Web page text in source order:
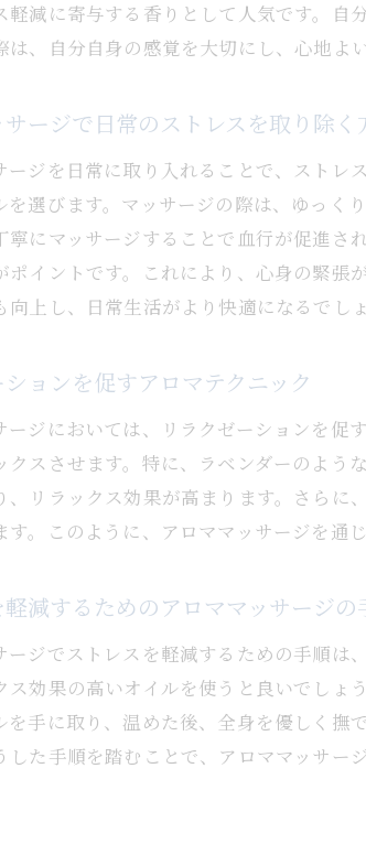
アロ
アロ
軽減に寄与する香りとして人気です。
は、自分自身の感覚を大切にし、心地よ
サージで日常のストレスを取り除く
ージを日常に取り入れることで、ストレ
を選びます。マッサージの際は、ゆっく
寧にマッサージすることで血行が促進さ
ポイントです。これにより、心身の緊張
向上し、日常生活がより快適になるでしょ
ションを促すアロマテクニック
ージにおいては、リラクゼーションを促
クスさせます。特に、ラベンダーのよ
、リラックス効果が高まります。さら
す。このように、アロママッサージを通
軽減するためのアロママッサージの
ージでストレスを軽減するための手順は
ス効果の高いオイルを使うと良いでし
を手に取り、温めた後、全身を優しく
した手順を踏むことで、アロママッサ